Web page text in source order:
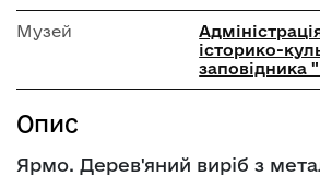
Музей
історико-
заповідника
Опис
Ярмо. Дерев'яний виріб з